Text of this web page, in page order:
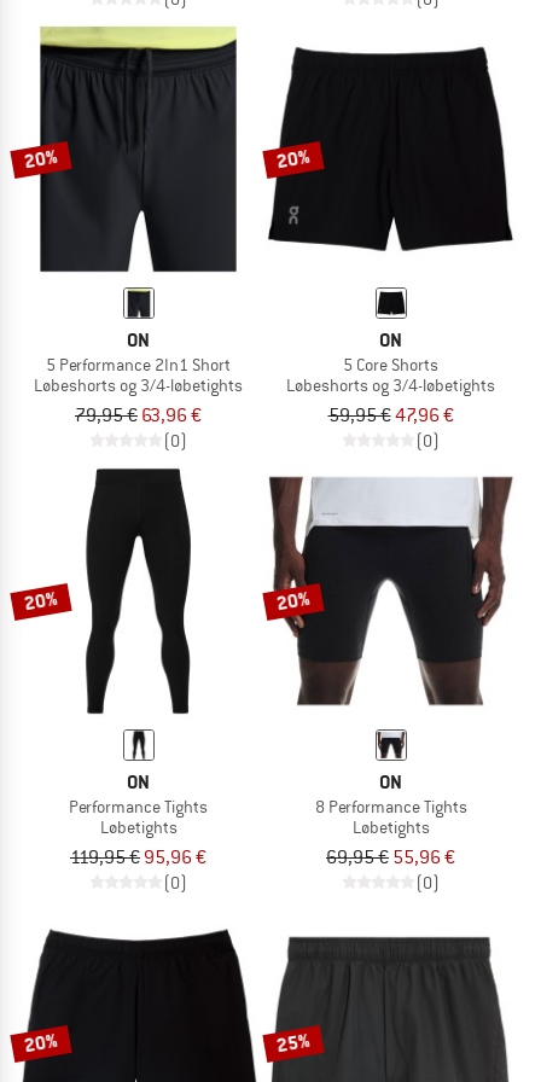
20%
ON
5 Performance 2In1 Short
Løbeshorts og 3/4-løbetights
79,95 € 63,96 €
(0)
20%
ON
5 Core Shorts
Løbeshorts og 3/4-løbetights
59,95 €47,96 €
(0)
20%
ON
Performance Tights
Løbetights
119,95 € 95,96 €
(0)
20%
ON
8 Performance Tights
Løbetights
69,95 € 55,96 €
(0)
20% 25%